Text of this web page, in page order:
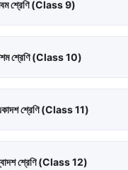
শ্রেণি (Class 9)
শ্রেণি (Class 10)
শ্রেণি (Class 11)
শ্রেণি (Class 12)